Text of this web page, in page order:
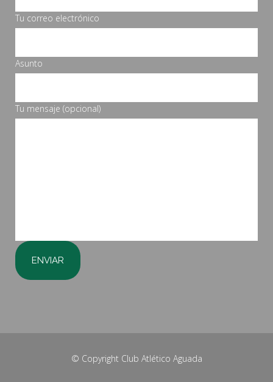
Tu correo electrónico
Asunto
Tu mensaje (opcional)
© Copyright Club Atlético Aguada